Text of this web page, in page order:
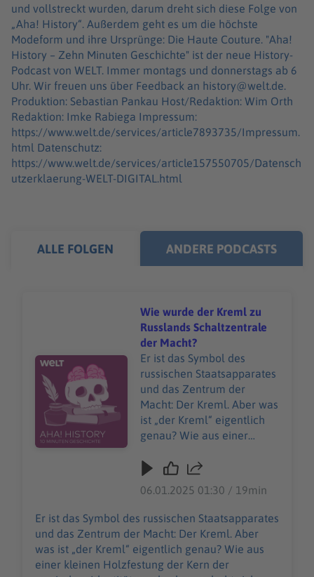
und vollstreckt wurden, darum dreht sich diese Folge von
„Aha! History“. Außerdem geht es um die höchste
Modeform und ihre Ursprünge: Die Haute Couture. "Aha!
History – Zehn Minuten Geschichte" ist der neue History-
Podcast von WELT. Immer montags und donnerstags ab 6
Uhr. Wir freuen uns über Feedback an history@welt.de.
Produktion: Sebastian Pankau Host/Redaktion: Wim Orth
Redaktion: Imke Rabiega Impressum:
https://www.welt.de/services/article7893735/Impressum.
html Datenschutz:
https://www.welt.de/services/article157550705/Datensch
utzerklaerung-WELT-DIGITAL.html
ALLE FOLGEN ANDERE PODCASTS
Audiotitel - Wie wurde der Kreml zu Russlands
Wie wurde der Kreml zu
Russlands Schaltzentrale
der Macht?
Er ist das Symbol des
russischen Staatsapparates
und das Zentrum der
Macht: Der Kreml. Aber was
ist „der Kreml“ eigentlich
genau? Wie aus einer
Kern der russischen
dreht sich diese Folge von
„Aha! History“. Und es geht
um einen teuren
Modeklassiker, den man
nicht einfach kaufen kann:
06.01.2025 01:30 / 19min
Er ist das Symbol des russischen Staatsapparates
und das Zentrum der Macht: Der Kreml. Aber
was ist „der Kreml“ eigentlich genau? Wie aus
einer kleinen Holzfestung der Kern der